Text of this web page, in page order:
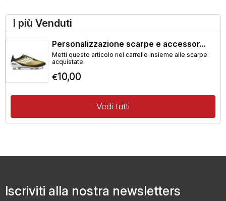
I più Venduti
Personalizzazione scarpe e accessor...
Metti questo articolo nel carrello insieme alle scarpe
acquistate.
€10,00
Vedi tutti
Iscriviti alla nostra newsletters